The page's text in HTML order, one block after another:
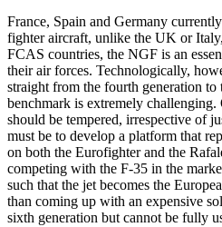
France, Spain and Germany
fighter aircraft, unlike the UK or
FCAS countries, the NGF is an
their air forces. Technologically,
straight from the fourth genera­tion to
benchmark is extremely
should be tempered, irrespec­tive of
must be to develop a platform that
on both the Eurofighter and the
competing with the F-35 in the
such that the jet becomes the
than coming up with an expensive
sixth generation but cannot be fully